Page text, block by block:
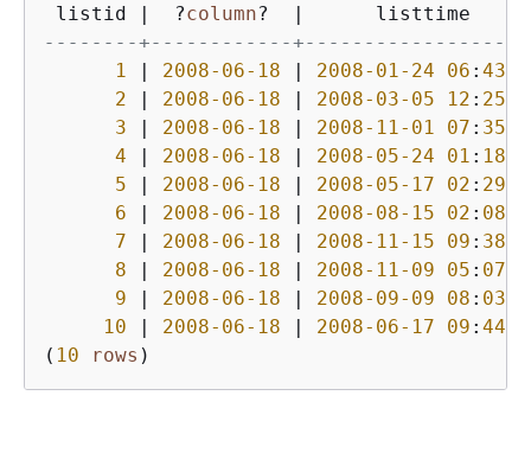
listid
  ?
column?
--------+------------
1
2008-06-18 2008-01-24 06 : 43
2
2008-06-18 2008-03-05 12 : 25
3
2008-06-18 2008-11-01 07 : 35
4
2008-06-18 2008-05-24 01 : 18
5
2008-06-18 2008-05-17 02 : 29
6
2008-06-18 2008-08-15 02 : 08
7
2008-06-18 2008-11-15 09 : 38
8
2008-06-18 2008-11-09 05 : 07
9
2008-06-18 2008-09-09 08 : 03
10
2008-06-18 2008-06-17 09 : 44
( 10 rows )